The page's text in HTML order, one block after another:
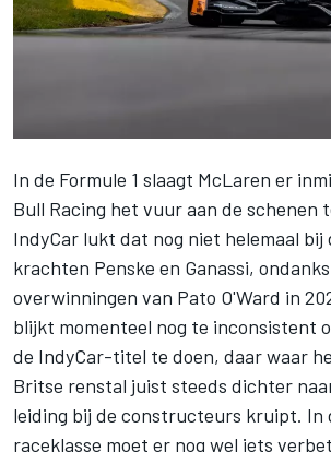
In de Formule 1 slaagt McLaren er
Bull Racing het vuur aan de schenen
IndyCar lukt dat nog niet helemaal bij
krachten Penske en Ganassi,
overwinningen van Pato O'Ward in
blijkt momenteel nog te inconsistent
de IndyCar-titel te doen, daar waar
Britse renstal juist steeds dichter
leiding bij de constructeurs kruipt. In
raceklasse moet er nog wel iets